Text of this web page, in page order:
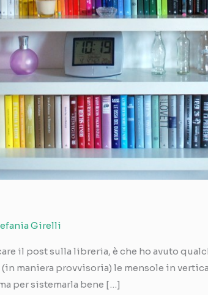
Girelli
il post sulla libreria, è che ho avuto
maniera provvisoria) le mensole in
per sistemarla bene […]